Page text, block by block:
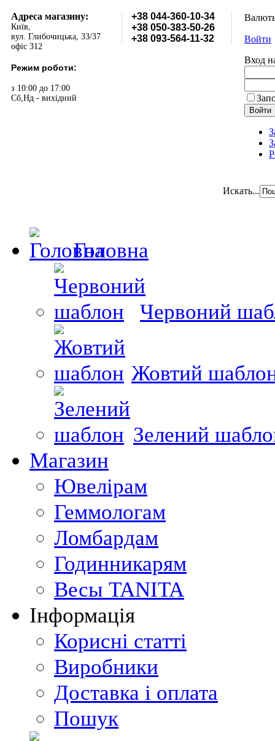
Адреса магазину:
Київ,
вул. Глибочицька, 33/37
офіс 312
Режим роботи:
з 10:00 до 17:00
Сб,Нд - вихідний
+38 044-360-10-34
+38 050-383-50-26
+38 093-564-11-32
Войти
Вход
Искать...
Головна
Червоний
Жовтий
Зелений
Магазин
Ювелірам
Геммологам
Ломбардам
Годинникарям
Весы TANITA
Інформація
Корисні статті
Виробники
Доставка і оплата
Пошук